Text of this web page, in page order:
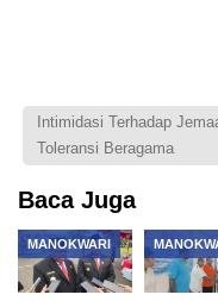
Intimidasi Terhadap
Toleransi Beragama
Baca Juga
MANOKWARI